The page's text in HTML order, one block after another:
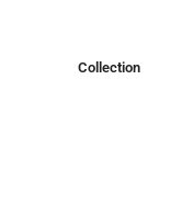
Collection